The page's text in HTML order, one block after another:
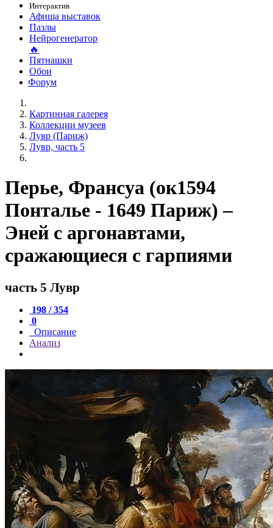
Интерактив
Афиша выставок
Пазлы
Нейрогенератор
🔥
Пятнашки
Обои
Форум
Картинная галерея
Коллекции музеев
Лувр (Париж)
Лувр, часть 5
Перье, Франсуа (ок1594
Понталье - 1649 Париж) –
Эней с аргонавтами,
сражающиеся с гарпиями
часть 5 Лувр
198 / 354
0
Описание
Анализ